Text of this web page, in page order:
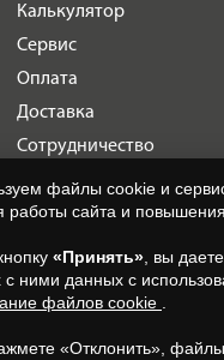
Калькулятор
Сервис
Оплата
Доставка
Сотрудничество
Галерея объектов
Контакты
файлы cookie и
работы сайта и повышения
«Принять» , вы
с ними данных с
файлов cookie
«Отклонить»,